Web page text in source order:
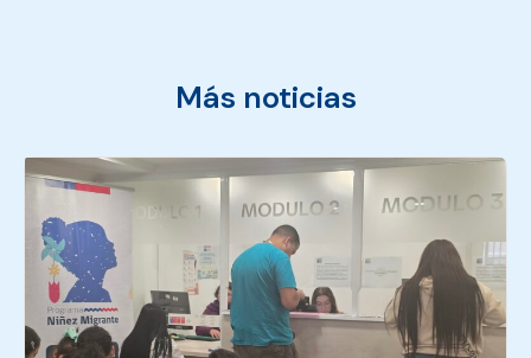
Más noticias